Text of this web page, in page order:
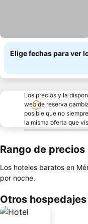
Elige fechas para ver
Los precios y la
web de reserva
posible que no
la misma oferta que
Rango de precios
Los hoteles baratos en
por noche.
Otros